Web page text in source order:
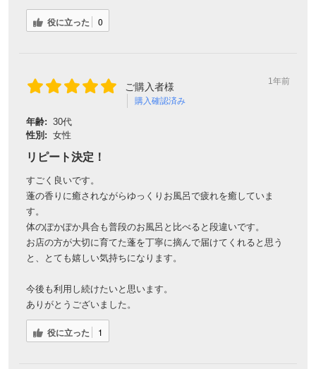
役に立った 0
ご購入者様
購入確認済み
1年前
年齢: 30代
性別: 女性
リピート決定！
すごく良いです。
蓬の香りに癒されながらゆっくりお風呂で疲れを癒していま
す。
体のぽかぽか具合も普段のお風呂と比べると段違いです。
お店の方が大切に育てた蓬を丁寧に摘んで届けてくれると思う
と、とても嬉しい気持ちになります。
今後も利用し続けたいと思います。
ありがとうございました。
役に立った 1